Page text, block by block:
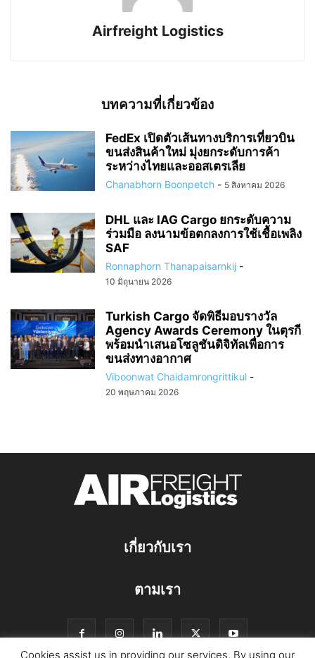
Airfreight Logistics
บทความที่เกี่ยวข้อง
FedEx เปิดตัวเส้นทางบริการเที่ยวบิน
ขนส่งสินค้าใหม่ มุ่งยกระดับการค้า
ระหว่างไทยและออสเตรเลีย
Chanabhorn Boonpetch - 5 สิงหาคม 2026
DHL และ IAG Cargo ยกระดับความ
ร่วมมือ ลงนามข้อตกลงการใช้เชื้อเพลิง
SAF
Ronnaphorn Thanapaisarnkij -
10 มิถุนายน 2026
Turkish Cargo จัดพิธีมอบรางวัล
Agency Awards Ceremony ในตุรกี
พร้อมนำเสนอโซลูชันดิจิทัลเพื่อการ
ขนส่งทางอากาศ
Viboonwat Chaidamrongrittikul -
20 พฤษภาคม 2026
เกี่ยวกับเรา
ตามเรา
Cookies assist us in providing our services. By using our